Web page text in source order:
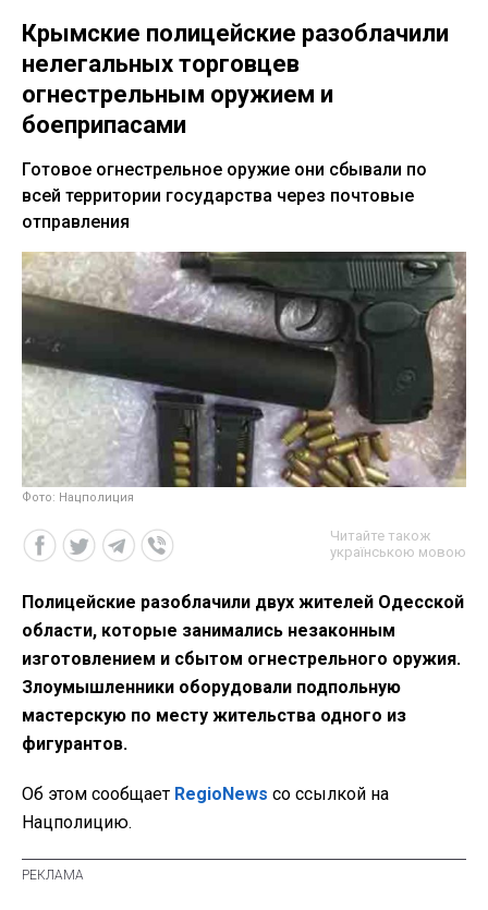
Крымские полицейские разоблачили
нелегальных торговцев
огнестрельным оружием и
боеприпасами
Готовое огнестрельное оружие они сбывали по
всей территории государства через почтовые
отправления
Фото: Нацполиция
Читайте також
українською мовою
Полицейские разоблачили двух жителей Одесской
области, которые занимались незаконным
изготовлением и сбытом огнестрельного оружия.
Злоумышленники оборудовали подпольную
мастерскую по месту жительства одного из
фигурантов.
Об этом сообщает RegioNews со ссылкой на
Нацполицию.